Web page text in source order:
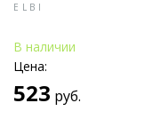
ELBI
В наличии
Цена:
523 руб.